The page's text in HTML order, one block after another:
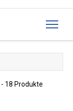
- 18 Produkte